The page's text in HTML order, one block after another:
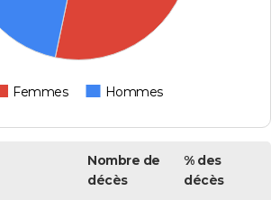
Femmes Hommes
Nombre de
décès
% des
décès